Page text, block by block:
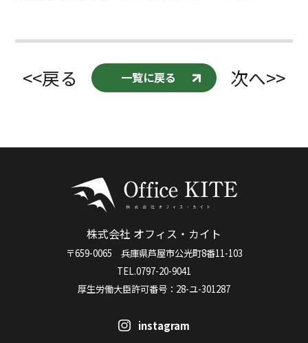
<<戻る 一覧に戻る 次へ>>
株式会社 オフィス・カイト
〒659-0065 兵庫県芦屋市公光町8番11-103
TEL.0797-20-9041
厚生労働大臣許可番号：28-ユ-301287
instagram